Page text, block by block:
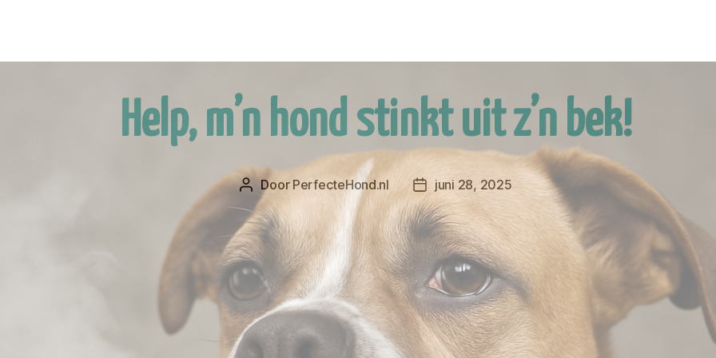
Help, m’n hond stinkt uit z’n bek!
Berichtauteur
Door PerfecteHond.nl Berichtdatum
juni 28, 2025